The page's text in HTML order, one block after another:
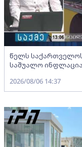
წელს საქართველოს
საშუალო ინფლაცია
2026/08/06 14:37